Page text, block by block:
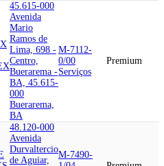
45.615-000
Avenida
Mario
Ramos de
Lima, 698 -
Centro,
Buerarema -
BA, 45.615-
000
Buerarema,
BA
M-7112-
0/00
Serviços
Premium
48.120-000
Avenida
Durvaltercio
de Aguiar,
M-7490-